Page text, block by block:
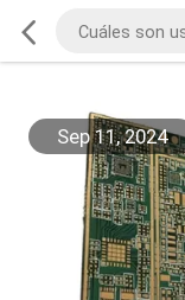
Sep 11, 2024